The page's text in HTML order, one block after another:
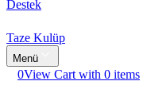
Destek
Taze Kulüp
Menü
0View Cart with 0 items